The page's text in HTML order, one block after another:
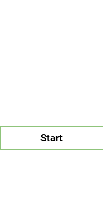
Start